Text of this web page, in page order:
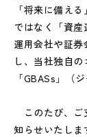
「将来に備え
ではなく「資
運用会社や証
し、当社独自
「GBASs」（
このたび、ご
知らせいたしま